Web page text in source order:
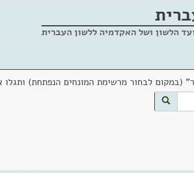
הלשון ושל האקדמיה ללשון העברית
(במקום לבחור מרשימת המונחים הנפתחת)